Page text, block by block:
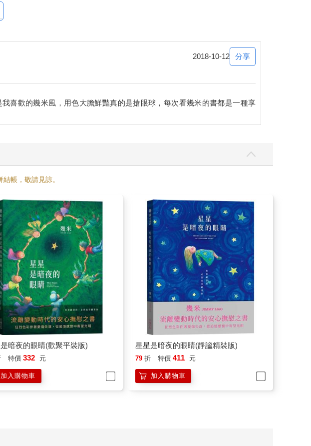
2018-10-12 分享
喜歡的幾米風，用色大膽鮮豔真的是搶眼球，每次看幾米的書都是一種享
帳，敬請見諒。
暗夜的眼睛(歡聚平裝版)
特價 332 元
加入購物車
星星是暗夜的眼睛(靜謐精裝版)
79 折 特價 411 元
加入購物車